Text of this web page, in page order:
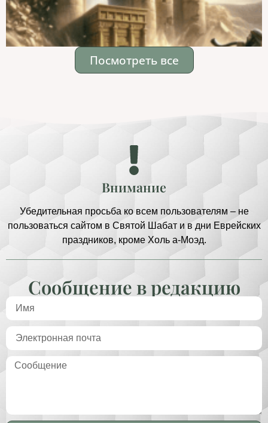
Посмотреть все
Внимание
Убедительная просьба ко всем пользователям – не
пользоваться сайтом в Святой Шабат и в дни Еврейских
праздников, кроме Холь а-Моэд.
Сообщение в редакцию